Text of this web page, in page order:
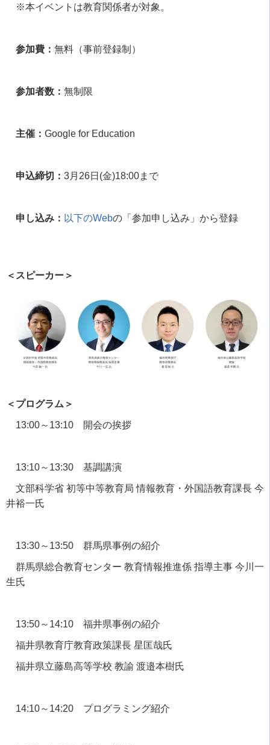
※本イベントは教育関係者が対象。
参加費： 無料（事前登録制）
参加者数： 無制限
主催： Google for Education
申込締切： 3月 26日 (金)18:00まで
申し込み： 以下のWebの「参加申し込み」から登録
＜スピーカー＞
＜プログラム＞
13:00～ 13:10 開会の挨拶
13:10～ 13:30 基調講演
文部科学省 初等中等教育局 情報教育・外国語教育課長 今
井裕一氏
13:30～ 13:50 群馬県事例の紹介
群馬県総合教育センター 教育情報推進係 指導主事 今川一
生氏
13:50～ 14:10 福井県事例の紹介
福井県教育庁教育政策課長 星匡哉氏
福井県立藤島高等学校 教諭 渡邉本樹氏
14:10～ 14:20 プログラミング紹介